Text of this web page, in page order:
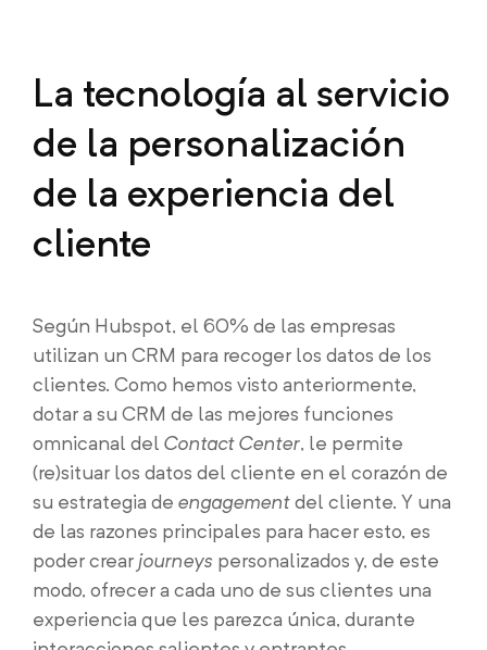
La tecnología al servicio
de la personalización
de la experiencia del
cliente
Según Hubspot, el 60% de las empresas
utilizan un CRM para recoger los datos de los
clientes. Como hemos visto anteriormente,
dotar a su CRM de las mejores funciones
omnicanal del Contact Center, le permite
(re)situar los datos del cliente en el corazón de
su estrategia de engagementdel cliente. Y una
de las razones principales para hacer esto, es
poder crear journeys personalizados y, de este
modo, ofrecer a cada uno de sus clientes una
experiencia que les parezca única, durante